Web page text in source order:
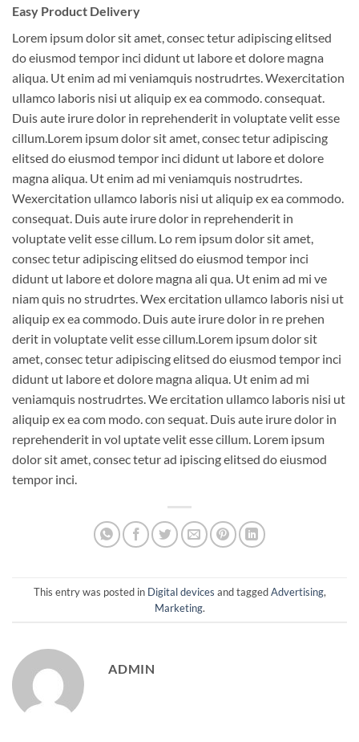
Easy Product Delivery
Lorem ipsum dolor sit amet, consec tetur adipiscing elitsed
do eiusmod tempor inci didunt ut labore et dolore magna
aliqua. Ut enim ad mi veniamquis nostrudrtes. Wexercitation
ullamco laboris nisi ut aliquip ex ea commodo. consequat.
Duis aute irure dolor in reprehenderit in voluptate velit esse
cillum.Lorem ipsum dolor sit amet, consec tetur adipiscing
elitsed do eiusmod tempor inci didunt ut labore et dolore
magna aliqua. Ut enim ad mi veniamquis nostrudrtes.
Wexercitation ullamco laboris nisi ut aliquip ex ea commodo.
consequat. Duis aute irure dolor in reprehenderit in
voluptate velit esse cillum. Lo rem ipsum dolor sit amet,
consec tetur adipiscing elitsed do eiusmod tempor inci
didunt ut labore et dolore magna ali qua. Ut enim ad mi ve
niam quis no strudrtes. Wex ercitation ullamco laboris nisi ut
aliquip ex ea commodo. Duis aute irure dolor in re prehen
derit in voluptate velit esse cillum.Lorem ipsum dolor sit
amet, consec tetur adipiscing elitsed do eiusmod tempor inci
didunt ut labore et dolore magna aliqua. Ut enim ad mi
veniamquis nostrudrtes. We ercitation ullamco laboris nisi ut
aliquip ex ea com modo. con sequat. Duis aute irure dolor in
reprehenderit in vol uptate velit esse cillum. Lorem ipsum
dolor sit amet, consec tetur ad ipiscing elitsed do eiusmod
tempor inci.
This entry was posted in Digital devices and taggedAdvertising,
Marketing.
ADMIN